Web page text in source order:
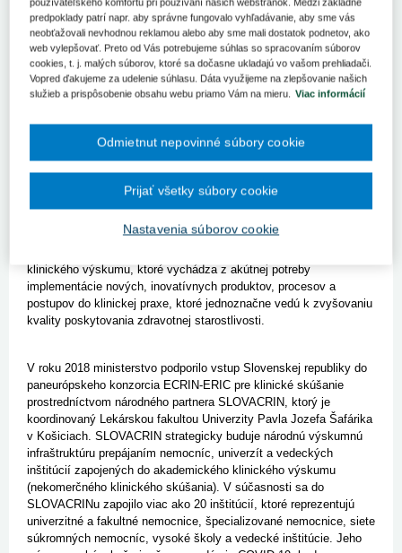
vzdelávanie. Zvyšuje kvalitu v oblasti národného a
medzinárodného klinického výskumu, pričom medzinárodné
partnerstvá výrazne znižujú finančné náklady a umožňujú
transfer najnovších poznatkov v relatívne krátkom čase.
Zverejnená Cestovná mapa akademického klinického výskumu na
výskumu v zdravotníckych zariadeniach na Slovensku, definuje
skúšania a popisuje dostupné kapacity, predchádzajúce
skúsenosti a rozsah poskytovaných služieb, ktoré je oddelenie
nemocníc, oddelení klinického skúšania a centier v oblasti
klinického výskumu, ktoré vychádza z akútnej potreby
implementácie nových, inovatívnych produktov, procesov a
postupov do klinickej praxe, ktoré jednoznačne vedú k zvyšovaniu
kvality poskytovania zdravotnej starostlivosti.
V roku 2018 ministerstvo podporilo vstup Slovenskej republiky do
paneurópskeho konzorcia ECRIN-ERIC pre klinické skúšanie
prostredníctvom národného partnera SLOVACRIN, ktorý je
koordinovaný Lekárskou fakultou Univerzity Pavla Jozefa Šafárika
v Košiciach. SLOVACRIN strategicky buduje národnú výskumnú
infraštruktúru prepájaním nemocníc, univerzít a vedeckých
inštitúcií zapojených do akademického klinického výskumu
(nekomerčného klinického skúšania). V súčasnosti sa do
SLOVACRINu zapojilo viac ako 20 inštitúcií, ktoré reprezentujú
univerzitné a fakultné nemocnice, špecializované nemocnice, siete
súkromných nemocníc, vysoké školy a vedecké inštitúcie. Jeho
používateľského komfortu pri používaní našich webstránok. Medzi základné
predpoklady patrí napr. aby správne fungovalo vyhľadávanie, aby sme vás
neobťažovali nevhodnou reklamou alebo aby sme mali dostatok podnetov, ako
web vylepšovať. Preto od Vás potrebujeme súhlas so spracovaním súborov
cookies, t. j. malých súborov, ktoré sa dočasne ukladajú vo vašom prehliadači.
Vopred ďakujeme za udelenie súhlasu. Dáta využijeme na zlepšovanie našich
služieb a prispôsobenie obsahu webu priamo Vám na mieru. Viac informácií
Nastavenia súborov cookie
Odmietnut nepovinné súbory cookie
Prijať všetky súbory cookie